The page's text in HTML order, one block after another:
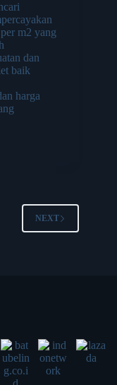
m2 yang
dan
baik
harga
NEXT